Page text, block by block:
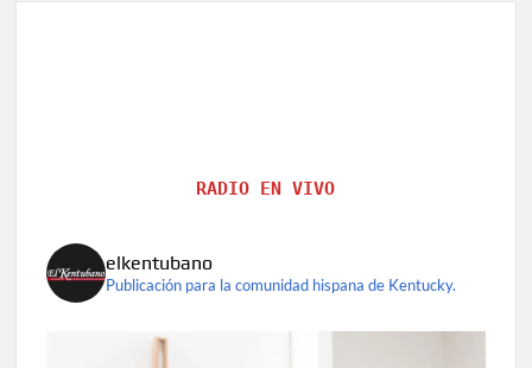
RADIO EN VIVO
elkentubano
Publicación para la comunidad hispana de Kentucky.